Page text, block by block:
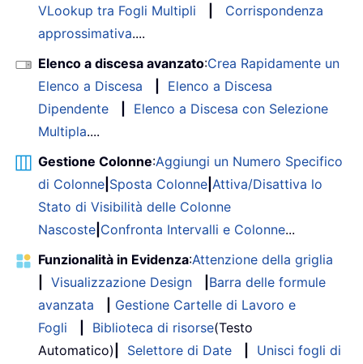
VLookup tra Fogli Multipli
Corrispondenza
approssimativa....
Elenco a discesa avanzato:Crea Rapidamente un
Elenco a Discesa
Elenco a Discesa
Dipendente
Elenco a Discesa con Selezione
Multipla....
Gestione Colonne:Aggiungi un Numero Specifico
di Colonne Sposta Colonne Attiva/Disattiva lo
Stato di Visibilità delle Colonne
Nascoste Confronta Intervalli e Colonne...
Funzionalità in Evidenza:Attenzione della griglia
Visualizzazione Design
Barra delle formule
avanzata
Gestione Cartelle di Lavoro e
Fogli
Biblioteca di risorse(Testo
Automatico)
Selettore di Date
Unisci fogli di